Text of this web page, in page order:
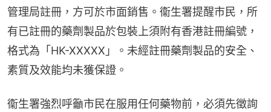
管理局註冊，方可於市面銷售。衞生署提醒市民，所
有已註冊的藥劑製品於包裝上須附有香港註冊編號，
格式為「HK-XXXXX」。未經註冊藥劑製品的安全、
素質及效能均未獲保證。
衞生署強烈呼籲市民在服用任何藥物前，必須先徵詢